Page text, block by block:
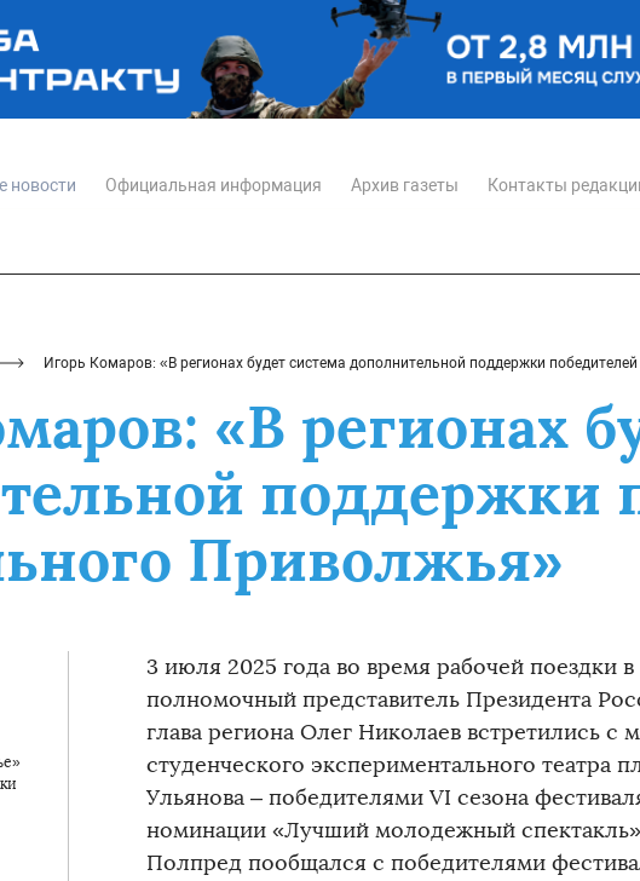
новости Официальная информация Архив газеты Контакты
Игорь Комаров: «В регионах будет система дополнительной поддержки
«В регионах
поддержки
Приволжья»
3 июля 2025 года во время рабочей поездки
полномочный представитель Президента
глава региона Олег Николаев встретились с
студенческого экспериментального театра
Ульянова – победителями VI сезона
номинации «Лучший молодежный
Полпред пообщался с победителями